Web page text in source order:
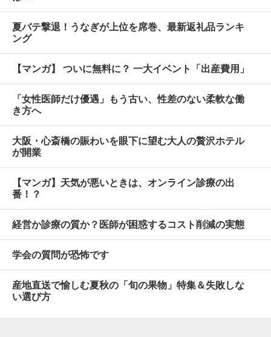
夏バテ撃退！うなぎが上位を席巻、最新返礼品ランキ
ング
【マンガ】 ついに無料に？ 一大イベント「出産費用」
「女性医師だけ優遇」もう古い、性差のない柔軟な働
き方へ
大阪・心斎橋の賑わいを眼下に望む大人の贅沢ホテル
が開業
【マンガ】天気が悪いときは、オンライン診療の出
番！？
経営か診療の質か？医師が困惑するコスト削減の実態
学会の質問が恐怖です
産地直送で愉しむ夏秋の「旬の果物」特集＆失敗しな
い選び方